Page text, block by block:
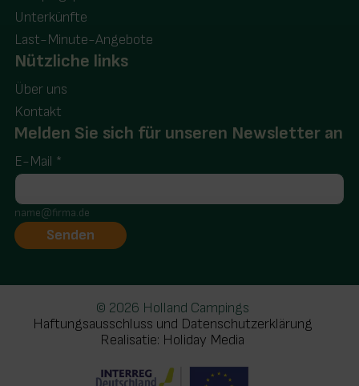
Unterkünfte
Last-Minute-Angebote
Nützliche links
Über uns
Kontakt
Melden Sie sich für unseren Newsletter an
E-Mail *
name@firma.de
© 2026 Holland Campings
Haftungsausschluss und Datenschutzerklärung
Realisatie: Holiday Media